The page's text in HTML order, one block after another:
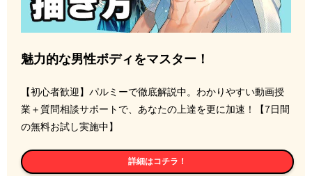
魅力的な男性ボディをマスター！
【初心者歓迎】パルミーで徹底解説中。わかりやすい動画授
業＋質問相談サポートで、あなたの上達を更に加速！【7日間
の無料お試し実施中】
詳細はコチラ！